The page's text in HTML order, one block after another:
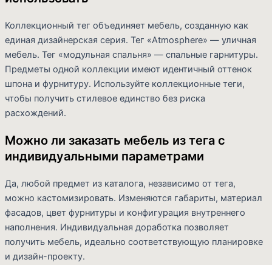
Коллекционный тег объединяет мебель, созданную как
единая дизайнерская серия. Тег «Atmosphere» — уличная
мебель. Тег «модульная спальня» — спальные гарнитуры.
Предметы одной коллекции имеют идентичный оттенок
шпона и фурнитуру. Используйте коллекционные теги,
чтобы получить стилевое единство без риска
расхождений.
Можно ли заказать мебель из тега с
индивидуальными параметрами
Да, любой предмет из каталога, независимо от тега,
можно кастомизировать. Изменяются габариты, материал
фасадов, цвет фурнитуры и конфигурация внутреннего
наполнения. Индивидуальная доработка позволяет
получить мебель, идеально соответствующую планировке
и дизайн-проекту.